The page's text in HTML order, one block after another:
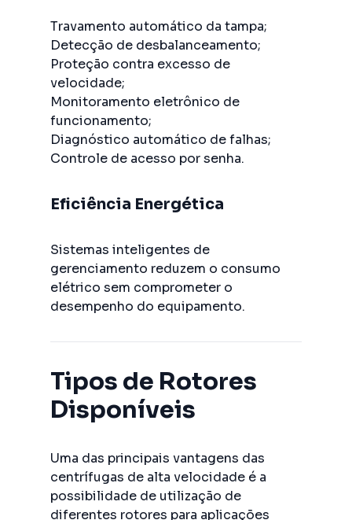
Travamento automático da tampa;
Detecção de desbalanceamento;
Proteção contra excesso de
velocidade;
Monitoramento eletrônico de
funcionamento;
Diagnóstico automático de falhas;
Controle de acesso por senha.
Eficiência Energética
Sistemas inteligentes de
gerenciamento reduzem o consumo
elétrico sem comprometer o
desempenho do equipamento.
Tipos de Rotores
Disponíveis
Uma das principais vantagens das
centrífugas de alta velocidade é a
possibilidade de utilização de
diferentes rotores para aplicações